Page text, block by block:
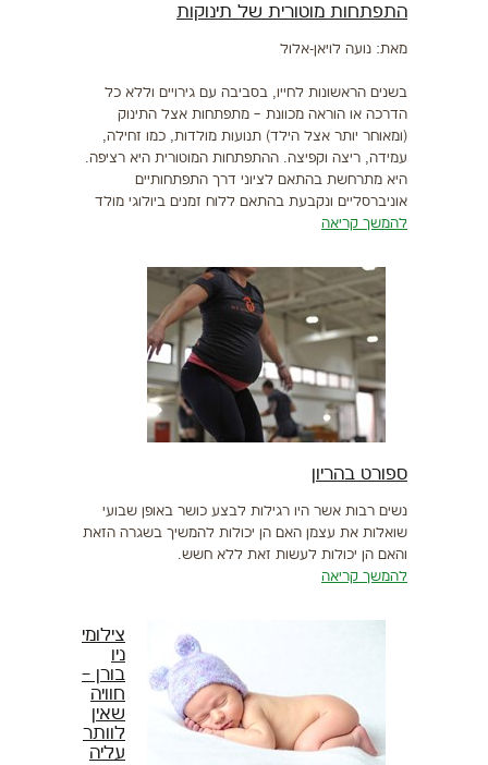
התפתחות מוטורית של תינוקות
מאת: נועה לויאן-אלול
בשנים הראשונות לחייו, בסביבה עם גירויים וללא כל
הדרכה או הוראה מכוונת – מתפתחות אצל התינוק
(ומאוחר יותר אצל הילד) תנועות מולדות, כמו זחילה,
עמידה, ריצה וקפיצה. ההתפתחות המוטורית היא רציפה.
היא מתרחשת בהתאם לציוני דרך התפתחותיים
אוניברסליים ונקבעת בהתאם ללוח זמנים ביולוגי מולד
להמשך קריאה
ספורט בהריון
נשים רבות אשר היו רגילות לבצע כושר באופן שבועי
שואלות את עצמן האם הן יכולות להמשיך בשגרה הזאת
והאם הן יכולות לעשות זאת ללא חשש.
להמשך קריאה
צילומי
ניו
בורן –
חוויה
שאין
לוותר
עליה